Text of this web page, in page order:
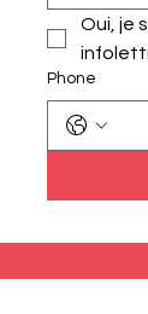
Oui, je
Phone